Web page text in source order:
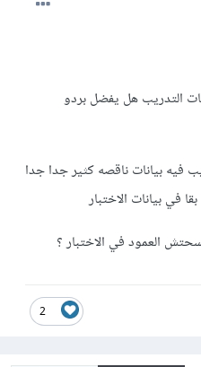
التدريب هل يفضل بردو
فيه بيانات ناقصه كثير جدا جدا
في بيانات الاختبار
العمود في الاختبار ؟
2